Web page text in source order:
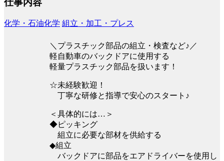
仕事内容
化学・石油化学 組立・加工・プレス
＼プラスチック部品の組立・検査など♪／
軽自動車のバックドアに使用する
軽量プラスチック部品を扱います！
☆未経験歓迎！
丁寧な研修と指導で安心のスタート♪
＜具体的には…＞
◆ピッキング
組立に必要な部材を供給する
◆組立
バックドアに部品をエアドライバーを使用し